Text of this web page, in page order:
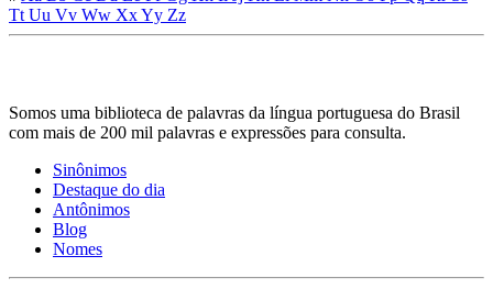
Tt Uu Vv Ww XxYy Zz
Somos uma biblioteca de palavras da língua portuguesa do Brasil
com mais de 200 mil palavras e expressões para consulta.
Sinônimos
Destaque do dia
Antônimos
Blog
Nomes